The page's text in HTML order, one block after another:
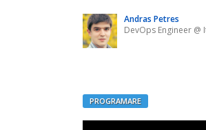
Andras Petres
DevOps Engineer @
PROGRAMARE